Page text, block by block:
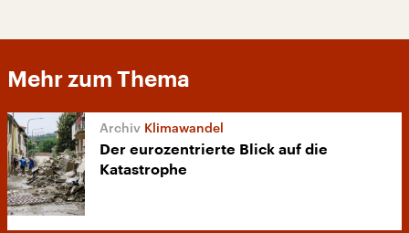
Mehr zum Thema
Klimawandel
Der eurozentrierte Blick auf die
Katastrophe